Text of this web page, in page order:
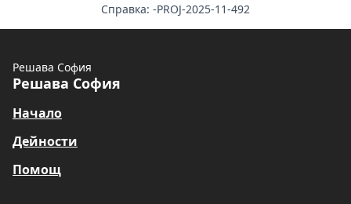
Справка: -PROJ-2025-11-492
Решава София
Решава София
Начало
Дейности
Помощ